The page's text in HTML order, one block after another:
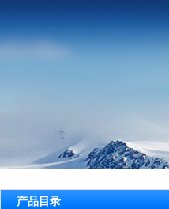
产品目录